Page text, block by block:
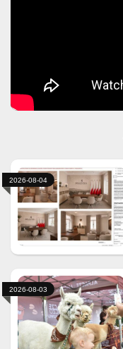
2026-08-04
2026-08-03